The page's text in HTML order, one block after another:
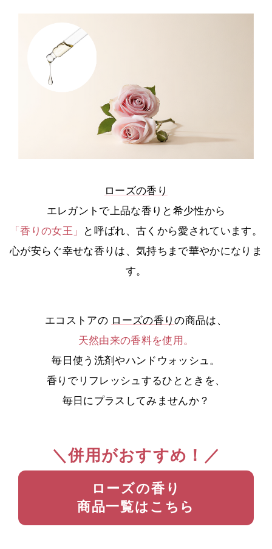
ローズの香り
エレガントで上品な香りと希少性から
「香りの女王」
と呼ばれ、古くから愛されています。
心が安らぐ幸せな香りは、気持ちまで華やかになりま
す。
エコストアの ローズの香りの商品は、
天然由来の香料を使用。
毎日使う洗剤やハンドウォッシュ。
香りでリフレッシュするひとときを、
毎日にプラスしてみませんか？
＼併用がおすすめ！／
ローズの香り
商品一覧はこちら